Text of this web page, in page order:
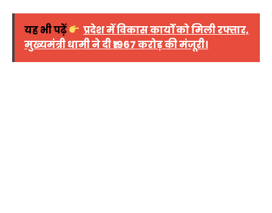
यह भी पढ़ें
प्रदेश में विकास कार्यों को मिली रफ्तार,
मुख्यमंत्री धामी ने दी ₹1967 करोड़ की मंजूरी।